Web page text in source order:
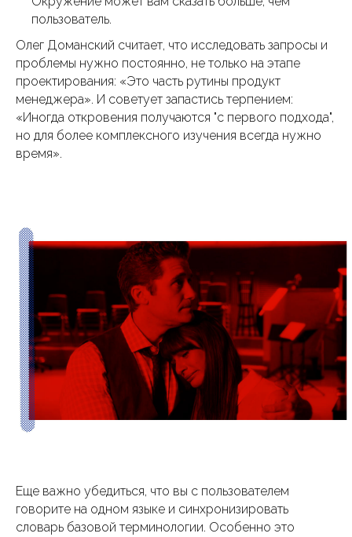
пользователь.
Олег Доманский считает, что исследовать запросы и
проблемы нужно постоянно, не только на этапе
проектирования: «Это часть рутины продукт
менеджера». И советует запастись терпением:
«Иногда откровения получаются "с первого подхода",
но для более комплексного изучения всегда нужно
время».
Еще важно убедиться, что вы с пользователем
говорите на одном языке и синхронизировать
словарь базовой терминологии. Особенно это